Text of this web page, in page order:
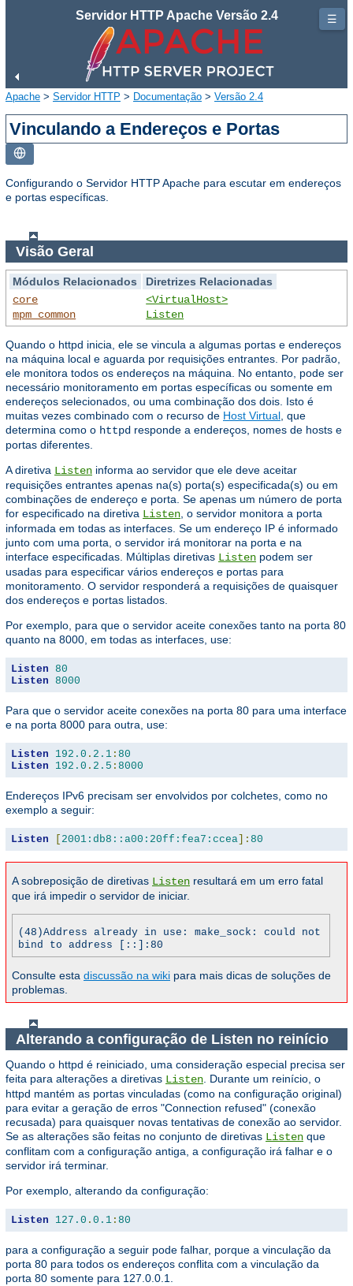
Servidor HTTP Apache Versão 2.4
Apache > Servidor HTTP > Documentação > Versão 2.4
Vinculando a Endereços e Portas
Configurando o Servidor HTTP Apache para escutar em endereços
e portas específicas.
Visão Geral
Módulos Relacionados
Diretrizes Relacionadas
core
mpm_common
<VirtualHost>
Listen
Quando o httpd inicia, ele se vincula a algumas portas e endereços
na máquina local e aguarda por requisições entrantes. Por padrão,
ele monitora todos os endereços na máquina. No entanto, pode ser
necessário monitoramento em portas específicas ou somente em
endereços selecionados, ou uma combinação dos dois. Isto é
muitas vezes combinado com o recurso de Host Virtual , que
determina como o httpd responde a endereços, nomes de hosts e
portas diferentes.
A diretiva Listen informa ao servidor que ele deve aceitar
requisições entrantes apenas na(s) porta(s) especificada(s) ou em
combinações de endereço e porta. Se apenas um número de porta
for especificado na diretiva Listen , o servidor monitora a porta
informada em todas as interfaces. Se um endereço IP é informado
junto com uma porta, o servidor irá monitorar na porta e na
interface especificadas. Múltiplas diretivas Listen podem ser
usadas para especificar vários endereços e portas para
monitoramento. O servidor responderá a requisições de quaisquer
dos endereços e portas listados.
Por exemplo, para que o servidor aceite conexões tanto na porta 80
quanto na 8000, em todas as interfaces, use:
Listen 80
Listen 8000
Para que o servidor aceite conexões na porta 80 para uma interface
e na porta 8000 para outra, use:
Listen 192.0 . 2.1 : 80
Listen
192.0 . 2.5 : 8000
Endereços IPv6 precisam ser envolvidos por colchetes, como no
exemplo a seguir:
Listen 2001:db8::a00:20ff:fea7:ccea ]: 80
A sobreposição de diretivas Listen resultará em um erro fatal
que irá impedir o servidor de iniciar.
(48)Address already in use: make_sock: could not
bind to address [::]:80
Consulte esta discussão na wiki para mais dicas de soluções de
problemas.
Alterando a configuração de Listen no reinício
Quando o httpd é reiniciado, uma consideração especial precisa ser
feita para alterações a diretivas Listen. Durante um reinício, o
httpd mantém as portas vinculadas (como na configuração original)
para evitar a geração de erros "Connection refused" (conexão
recusada) para quaisquer novas tentativas de conexão ao servidor.
Se as alterações são feitas no conjunto de diretivas Listen que
conflitam com a configuração antiga, a configuração irá falhar e o
servidor irá terminar.
Por exemplo, alterando da configuração:
Listen 127.0 . 0.1 : 80
para a configuração a seguir pode falhar, porque a vinculação da
porta 80 para todos os endereços conflita com a vinculação da
porta 80 somente para 127.0.0.1.
☰